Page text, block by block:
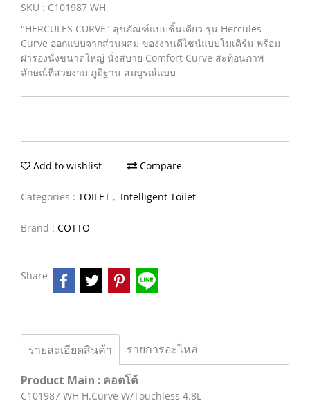
SKU : C101987 WH
"HERCULES CURVE" สุขภัณฑ์แบบชิ้นเดียว รุ่น Hercules
Curve ออกแบบจากส่วนผสม ของงานดีไซน์แบบโมเดิร์น พร้อม
ฝารองนั่งขนาดใหญ่ นั่งสบาย Comfort Curve สะท้อนภาพ
ลักษณ์ที่สวยงาม ภูมิฐาน สมบูรณ์แบบ
Add to wishlist Compare
Categories : TOILET , Intelligent Toilet
Brand : COTTO
Share
รายละเอียดสินค้า รายการอะไหล่
Product Main : คอตโต้
C101987 WH H.Curve W/Touchless 4.8L